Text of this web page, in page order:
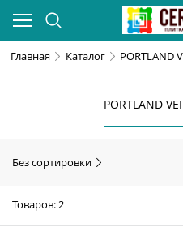
Главная Каталог PORTLAND
PORTLAND
Без сортировки
Товаров: 2